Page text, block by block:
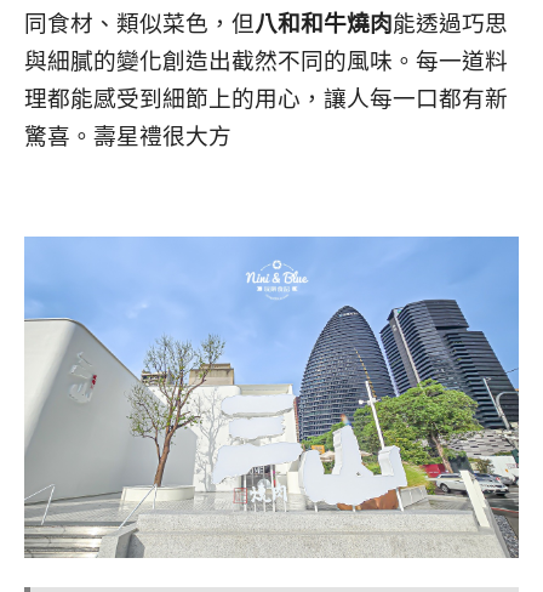
同食材、類似菜色，但八和和牛燒肉能透過巧思
與細膩的變化創造出截然不同的風味。每一道料
理都能感受到細節上的用心，讓人每一口都有新
驚喜。壽星禮很大方